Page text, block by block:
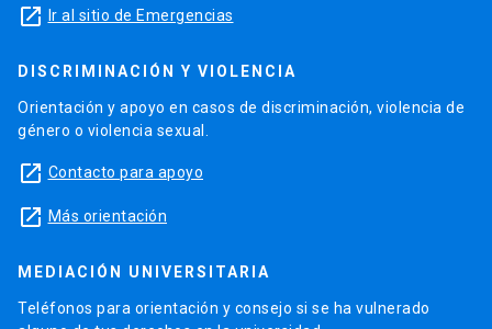
launch Ir al sitio de Emergencias
DISCRIMINACIÓN Y VIOLENCIA
Orientación y apoyo en casos de discriminación, violencia de
género o violencia sexual.
launch Contacto para apoyo
launch Más orientación
MEDIACIÓN UNIVERSITARIA
Teléfonos para orientación y consejo si se ha vulnerado